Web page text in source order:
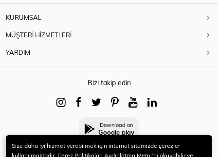
KURUMSAL
MÜŞTERİ HİZMETLERİ
YARDIM
Bizi takip edin
Download on
Google play
Size daha iyi hizmet verebilmek için internet sitemizde çerezler
kullanılmaktadır. Çerez Politikaları Aydınlatma Metni’ni okuyabilir ve